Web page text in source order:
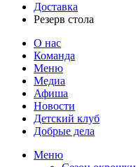
Доставка
Резерв стола
О нас
Команда
Меню
Медиа
Афиша
Новости
Детский клуб
Добрые дела
Меню